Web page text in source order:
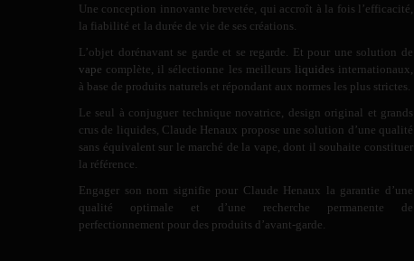
Une conception innovante brevetée, qui accroît à la fois l’efficacité,
la fiabilité et la durée de vie de ses créations.
L’objet dorénavant se garde et se regarde. Et pour une solution de
vape complète, il sélectionne les meilleurs liquidesinternationaux,
à base de produits naturels et répondant aux normes les plus strictes.
Le seul à conjuguer technique novatrice, design original et grands
crus de liquides, Claude Henaux propose une solution d’une qualité
sans équivalent sur le marché de la vape, dont il souhaite constituer
la référence.
Engager son nom signifie pour Claude Henaux la garantie d’une
qualité optimale et d’une recherche permanente de
perfectionnement pour des produits d’avant-garde.